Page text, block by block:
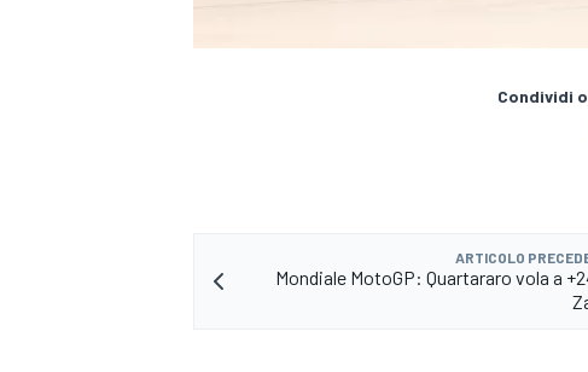
Condividi
ARTICOLO
Mondiale MotoGP: Quartararo vola a